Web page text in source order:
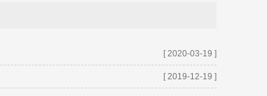
[ 2020-03-19 ]
[ 2019-12-19 ]